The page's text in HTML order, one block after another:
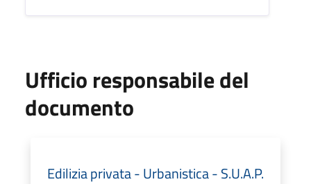
Ufficio responsabile del
documento
Edilizia privata - Urbanistica - S.U.A.P.